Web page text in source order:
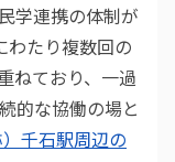
学連携の体制が
わたり複数回の
ねており、一過
的な協働の場と
）千石駅周辺の